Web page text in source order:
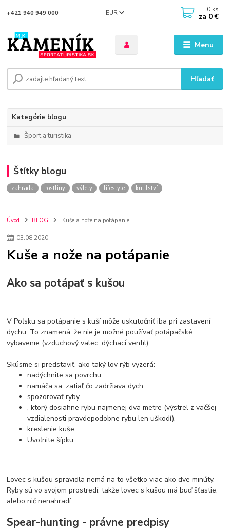
Menu
EUR
Hľadať
+421 940 949 000 0 ks
za 0 €
Kategórie blogu
Šport a turistika
Štítky blogu
zahrada rostliny výlety lifestyle kutilství
Úvod BLOG Kuše a nože na potápanie
03.08.2020
Kuše a nože na potápanie
Ako sa potápať s kušou
V Poľsku sa potápanie s kuší môže uskutočniť iba pri zastavení
dychu. To znamená, že nie je možné používať potápačské
vybavenie (vzduchový valec, dýchací ventil).
Skúsme si predstaviť, ako taký lov rýb vyzerá:
nadýchnite sa povrchu,
namáča sa, zatiaľ čo zadržiava dych,
spozorovať ryby,
, ktorý dosiahne rybu najmenej dva metre (výstrel z väčšej
vzdialenosti pravdepodobne rybu len uškodí),
kreslenie kuše,
Uvoľnite šípku.
Lovec s kušou spravidla nemá na to všetko viac ako dve minúty.
Ryby sú vo svojom prostredí, takže lovec s kušou má buď šťastie,
alebo nič nenahradí.
Spear-hunting - právne predpisy